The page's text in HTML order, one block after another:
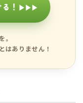
！ ▶▶▶
はありません！